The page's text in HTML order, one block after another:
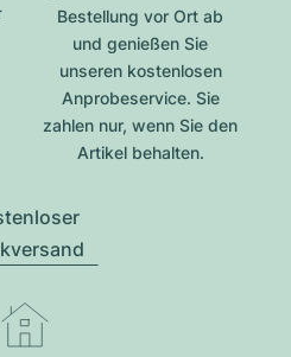
Bestellung vor Ort ab
und genießen Sie
unseren kostenlosen
Anprobeservice. Sie
zahlen nur, wenn Sie den
Artikel behalten.